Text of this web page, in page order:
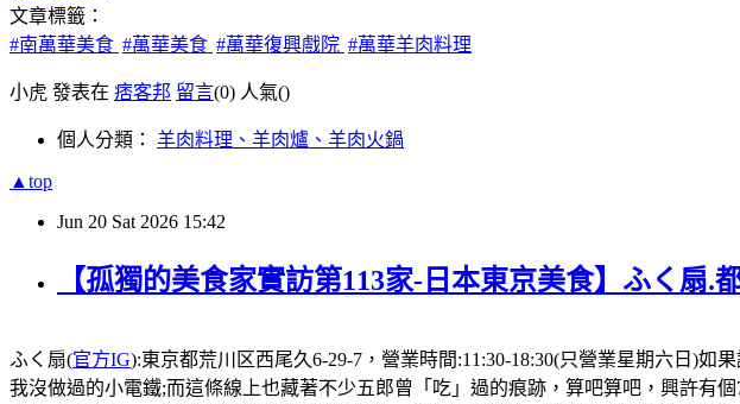
文章標籤：
#南萬華美食 #萬華美食 #萬華復興戲院 #萬華羊肉料理
小虎 發表在 痞客邦 留言(0) 人氣()
個人分類： 羊肉料理、羊肉爐、羊肉火鍋
▲top
Jun 20 Sat 2026 15:42
【孤獨的美食家實訪第113家-日本東京美食】ふく扇
ふく扇(官方IG):東京都荒川区西尾久6-29-7，營業時間:11:30-18:30(只營業星期六日)
我沒做過的小電鐵;而這條線上也藏著不少五郎曾「吃」過的痕跡，算吧算吧，興許有